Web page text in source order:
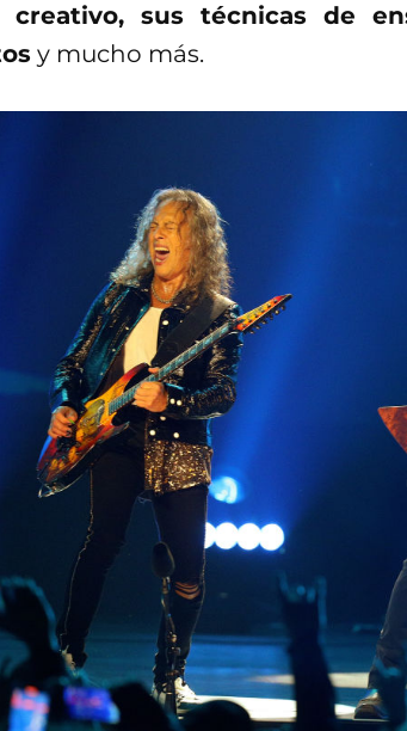
creativo, sus técnicas de
y mucho más.